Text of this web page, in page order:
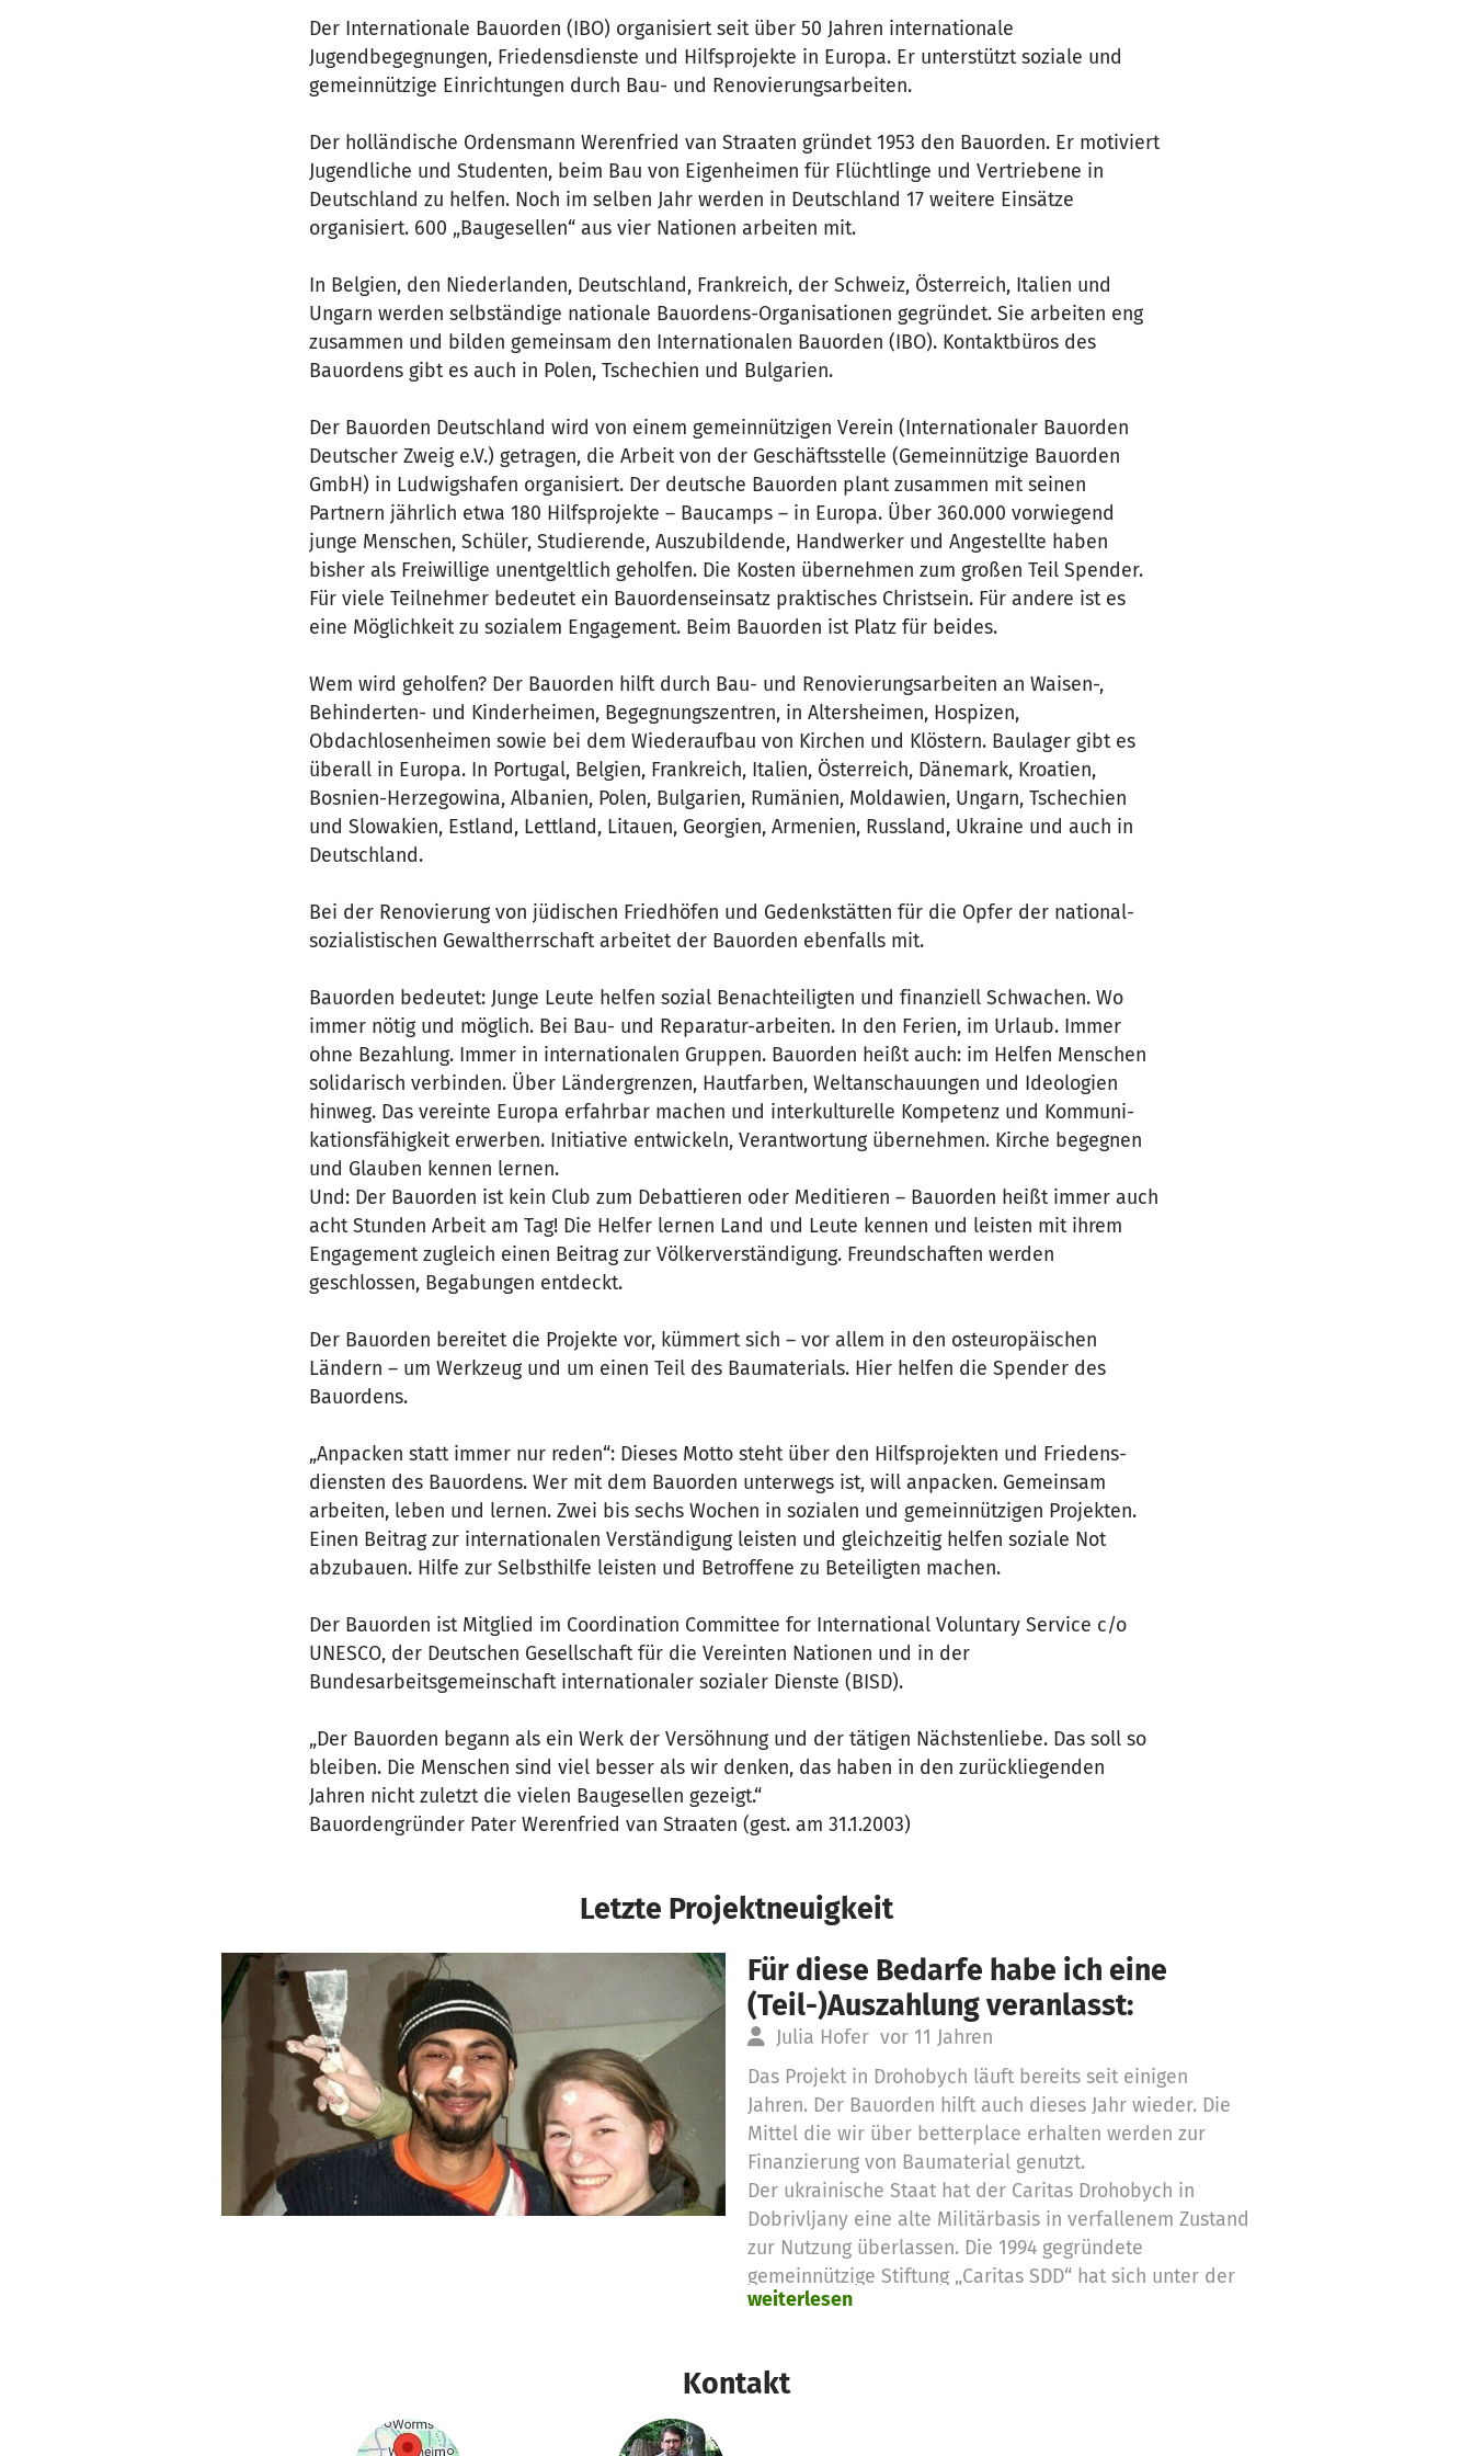
Der Internationale Bauorden (IBO) organisiert seit über 50 Jahren internationale
Jugendbegegnungen, Friedensdienste und Hilfsprojekte in Europa. Er unterstützt soziale und
gemeinnützige Einrichtungen durch Bau- und Renovierungsarbeiten.
Der holländische Ordensmann Werenfried van Straaten gründet 1953 den Bauorden. Er motiviert
Jugendliche und Studenten, beim Bau von Eigenheimen für Flüchtlinge und Vertriebene in
Deutschland zu helfen. Noch im selben Jahr werden in Deutschland 17 weitere Einsätze
organisiert. 600 „Baugesellen“ aus vier Nationen arbeiten mit.
In Belgien, den Niederlanden, Deutschland, Frankreich, der Schweiz, Österreich, Italien und
Ungarn werden selbständige nationale Bauordens-Organisationen gegründet. Sie arbeiten eng
zusammen und bilden gemeinsam den Internationalen Bauorden (IBO). Kontaktbüros des
Bauordens gibt es auch in Polen, Tschechien und Bulgarien.
Der Bauorden Deutschland wird von einem gemeinnützigen Verein (Internationaler Bauorden
Deutscher Zweig e.V.) getragen, die Arbeit von der Geschäftsstelle (Gemeinnützige Bauorden
GmbH) in Ludwigshafen organisiert. Der deutsche Bauorden plant zusammen mit seinen
Partnern jährlich etwa 180 Hilfsprojekte – Baucamps – in Europa. Über 360.000 vorwiegend
junge Menschen, Schüler, Studierende, Auszubildende, Handwerker und Angestellte haben
bisher als Freiwillige unentgeltlich geholfen. Die Kosten übernehmen zum großen Teil Spender.
Für viele Teilnehmer bedeutet ein Bauordenseinsatz praktisches Christsein. Für andere ist es
eine Möglichkeit zu sozialem Engagement. Beim Bauorden ist Platz für beides.
Wem wird geholfen? Der Bauorden hilft durch Bau- und Renovierungsarbeiten an Waisen-,
Behinderten- und Kinderheimen, Begegnungszentren, in Altersheimen, Hospizen,
Obdachlosenheimen sowie bei dem Wiederaufbau von Kirchen und Klöstern. Baulager gibt es
überall in Europa. In Portugal, Belgien, Frankreich, Italien, Österreich, Dänemark, Kroatien,
Bosnien-Herzegowina, Albanien, Polen, Bulgarien, Rumänien, Moldawien, Ungarn, Tschechien
und Slowakien, Estland, Lettland, Litauen, Georgien, Armenien, Russland, Ukraine und auch in
Deutschland.
Bei der Renovierung von jüdischen Friedhöfen und Gedenkstätten für die Opfer der national-
sozialistischen Gewaltherrschaft arbeitet der Bauorden ebenfalls mit.
Bauorden bedeutet: Junge Leute helfen sozial Benachteiligten und finanziell Schwachen. Wo
immer nötig und möglich. Bei Bau- und Reparatur-arbeiten. In den Ferien, im Urlaub. Immer
ohne Bezahlung. Immer in internationalen Gruppen. Bauorden heißt auch: im Helfen Menschen
solidarisch verbinden. Über Ländergrenzen, Hautfarben, Weltanschauungen und Ideologien
hinweg. Das vereinte Europa erfahrbar machen und interkulturelle Kompetenz und Kommuni-
kationsfähigkeit erwerben. Initiative entwickeln, Verantwortung übernehmen. Kirche begegnen
und Glauben kennen lernen.
Und: Der Bauorden ist kein Club zum Debattieren oder Meditieren – Bauorden heißt immer auch
acht Stunden Arbeit am Tag! Die Helfer lernen Land und Leute kennen und leisten mit ihrem
Engagement zugleich einen Beitrag zur Völkerverständigung. Freundschaften werden
geschlossen, Begabungen entdeckt.
Der Bauorden bereitet die Projekte vor, kümmert sich – vor allem in den osteuropäischen
Ländern – um Werkzeug und um einen Teil des Baumaterials. Hier helfen die Spender des
Bauordens.
„Anpacken statt immer nur reden“: Dieses Motto steht über den Hilfsprojekten und Friedens-
diensten des Bauordens. Wer mit dem Bauorden unterwegs ist, will anpacken. Gemeinsam
arbeiten, leben und lernen. Zwei bis sechs Wochen in sozialen und gemeinnützigen Projekten.
Einen Beitrag zur internationalen Verständigung leisten und gleichzeitig helfen soziale Not
abzubauen. Hilfe zur Selbsthilfe leisten und Betroffene zu Beteiligten machen.
Der Bauorden ist Mitglied im Coordination Committee for International Voluntary Service c/o
UNESCO, der Deutschen Gesellschaft für die Vereinten Nationen und in der
Bundesarbeitsgemeinschaft internationaler sozialer Dienste (BISD).
„Der Bauorden begann als ein Werk der Versöhnung und der tätigen Nächstenliebe. Das soll so
bleiben. Die Menschen sind viel besser als wir denken, das haben in den zurückliegenden
Jahren nicht zuletzt die vielen Baugesellen gezeigt.“
Bauordengründer Pater Werenfried van Straaten (gest. am 31.1.2003)
Letzte Projektneuigkeit
Für diese Bedarfe habe ich eine
(Teil-)Auszahlung veranlasst:
Julia Hofer vor 11 Jahren
Das Projekt in Drohobych läuft bereits seit einigen
Jahren. Der Bauorden hilft auch dieses Jahr wieder. Die
Mittel die wir über betterplace erhalten werden zur
Finanzierung von Baumaterial genutzt.
Der ukrainische Staat hat der Caritas Drohobych in
Dobrivljany eine alte Militärbasis in verfallenem Zustand
zur Nutzung überlassen. Die 1994 gegründete
gemeinnützige Stiftung „Caritas SDD“ hat sich unter der
Leitung von Pater Ihor zum Ziel gesetzt, hier das
Obdachlose und alle Menschen, die Hilfe benötigen, zu
weiterlesen
Kontakt